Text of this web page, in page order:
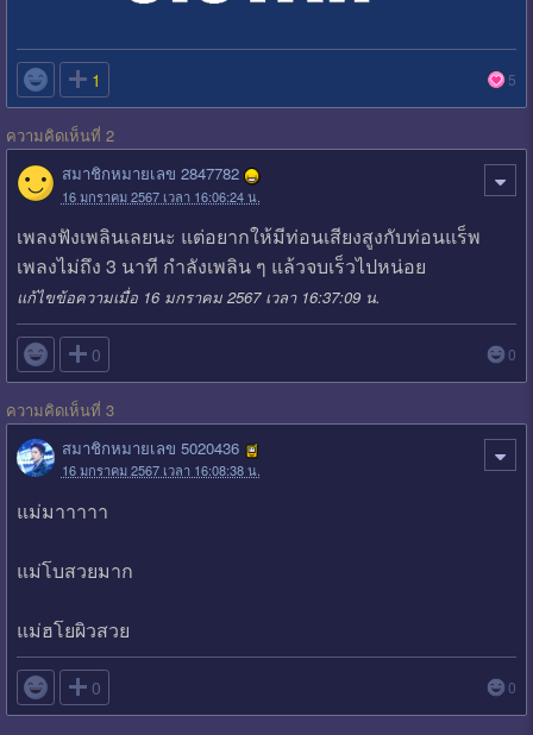
 1 5
ความคิดเห็นที่ 2
สมาชิกหมายเลข 2847782
16 มกราคม 2567 เวลา 16:06:24 น.
เพลงฟังเพลินเลยนะ แต่อยากให้มีท่อนเสียงสูงกับท่อนแร็พ
เพลงไม่ถึง 3 นาที กำลังเพลิน ๆ แล้วจบเร็วไปหน่อย
แก้ไขข้อความเมื่อ 16 มกราคม 2567 เวลา 16:37:09 น.
 0 0
ความคิดเห็นที่ 3
สมาชิกหมายเลข 5020436
16 มกราคม 2567 เวลา 16:08:38 น.
แม่มาาาาา
แม่โบสวยมาก
แม่ฮโยผิวสวย
 0 0